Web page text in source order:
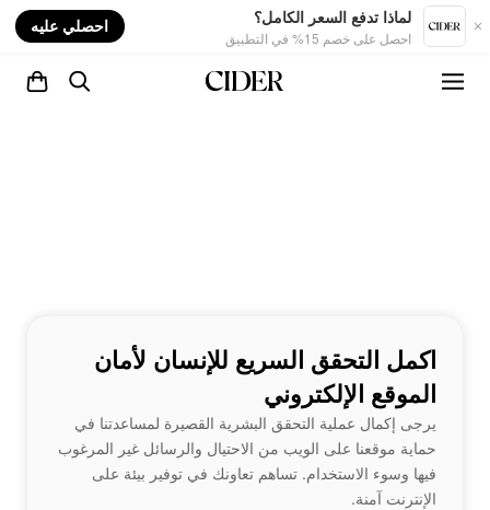
لماذا تدفع السعر الكامل؟
احصل على خصم 15% في التطبيق
احصلي عليه
اكمل التحقق السريع للإنسان لأمان
الموقع الإلكتروني
يرجى إكمال عملية التحقق البشرية القصيرة لمساعدتنا في
حماية موقعنا على الويب من الاحتيال والرسائل غير المرغوب
فيها وسوء الاستخدام. تساهم تعاونك في توفير بيئة على
الإنترنت آمنة.